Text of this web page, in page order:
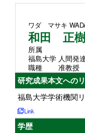
ワダ マサキ
和田 正
所属
福島大学 人間発
職種
准教授
研究成果本文への
福島大学学術機関
学歴